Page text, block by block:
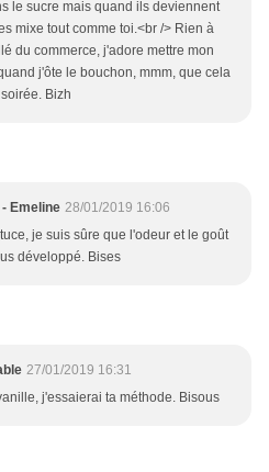
le sucre mais quand ils deviennent
mixe tout comme toi.<br /> Rien à
du commerce, j'adore mettre mon
j'ôte le bouchon, mmm, que cela
Bizh
Emeline 28/01/2019 16:06
je suis sûre que l'odeur et le goût
développé. Bises
27/01/2019 16:31
j'essaierai ta méthode. Bisous